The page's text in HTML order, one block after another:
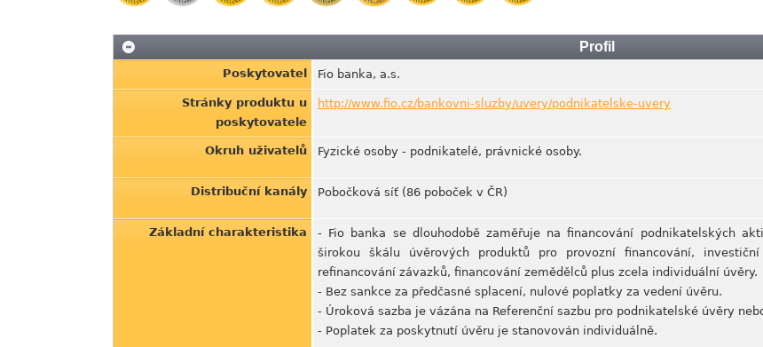
Profil
Poskytovatel Fio banka, a.s.
Stránky produktu u
poskytovatele
http://www.fio.cz/bankovni-sluzby/uvery/podnikatelske-uvery
Okruh uživatelů Fyzické osoby - podnikatelé, právnické osoby.
Distribuční kanály Pobočková síť (86 poboček v ČR)
Základní charakteristika
- Fio banka se dlouhodobě zaměřuje na financování podnikatelských
širokou škálu úvěrových produktů pro provozní financování,
refinancování závazků, financování zemědělců plus zcela individuální úvěry.
- Bez sankce za předčasné splacení, nulové poplatky za vedení úvěru.
- Úroková sazba je vázána na Referenční sazbu pro podnikatelské úvěry
- Poplatek za poskytnutí úvěru je stanovován individuálně.